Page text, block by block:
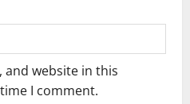
and website in this
I comment.